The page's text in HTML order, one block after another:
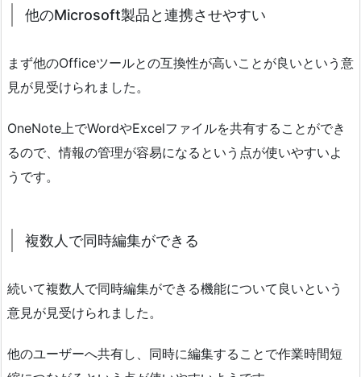
他のMicrosoft製品と連携させやすい
まず他のOfficeツールとの互換性が高いことが良いという意
見が見受けられました。
OneNote上でWordやExcelファイルを共有することができ
るので、情報の管理が容易になるという点が使いやすいよ
うです。
複数人で同時編集ができる
続いて複数人で同時編集ができる機能について良いという
意見が見受けられました。
他のユーザーへ共有し、同時に編集することで作業時間短